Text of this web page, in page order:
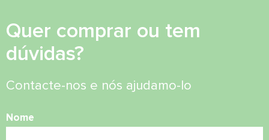
Quer comprar ou tem
dúvidas?
Contacte-nos e nós ajudamo-lo
Nome